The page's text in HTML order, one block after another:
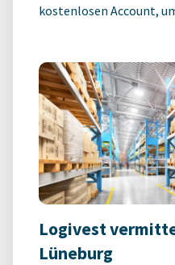
kostenlosen Account,
Logivest
Lüneburg